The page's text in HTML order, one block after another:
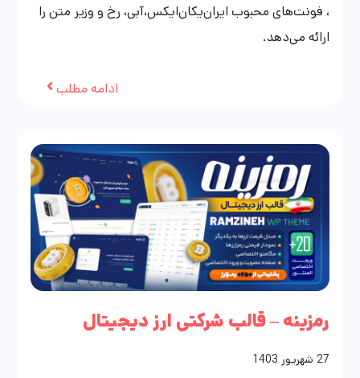
، فونت‌های محبوب ایران‌یکان‌ایکس،آبی، رخ و وزیر متن را
ارائه می‌دهد.
ادامه مطلب
رمزینه – قالب شرکتی ارز دیجیتال
27 شهریور 1403